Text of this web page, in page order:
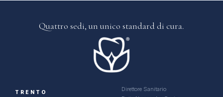
Quattro sedi, un unico standard di cura.
TRENTO
Direttore Sanitario